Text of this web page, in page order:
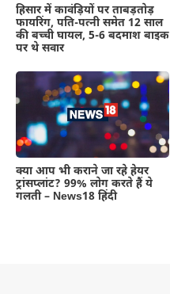
हिसार में कावंड़ियों पर ताबड़तोड़
फायरिंग, पति-पत्नी समेत 12 साल
की बच्ची घायल, 5-6 बदमाश बाइक
पर थे सवार
क्या आप भी कराने जा रहे हेयर
ट्रांसप्लांट? 99% लोग करते हैं ये
गलती – News18 हिंदी